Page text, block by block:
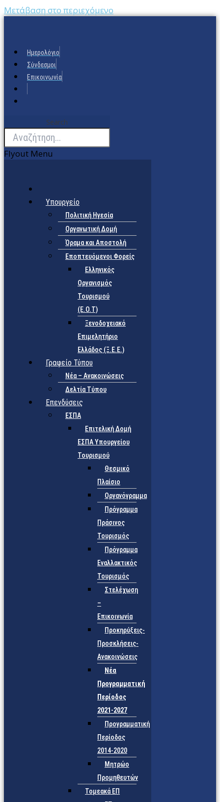
Μετάβαση στο περιεχόμενο
Ημερολόγιο
Σύνδεσμοι
Επικοινωνία
Search
Flyout Menu
Υπουργείο
Πολιτική Ηγεσία
Οργανωτική Δομή
Όραμα και Αποστολή
Εποπτευόμενοι Φορείς
Eλληνικός
Οργανισμός
Τουρισμού
(Ε.Ο.Τ)
Ξενοδοχειακό
Επιμελητήριο
Ελλάδος (Ξ.Ε.Ε.)
Γραφείο Τύπου
Νέα – Ανακοινώσεις
Δελτία Τύπου
Επενδύσεις
ΕΣΠΑ
Επιτελική Δομή
ΕΣΠΑ Υπουργείου
Τουρισμού
Θεσμικό
Πλαίσιο
Οργανόγραμμα
Πρόγραμμα
Πράσινος
Τουρισμός
Πρόγραμμα
Εναλλακτικός
Τουρισμός
Στελέχωση
–
Επικοινωνία
Προκηρύξεις-
Προσκλήσεις-
Ανακοινώσεις
Νέα
Προγραμματική
Περίοδος
2021-2027
Προγραμματική
Περίοδος
2014-2020
Μητρώο
Προμηθευτών
Τομεακά ΕΠ